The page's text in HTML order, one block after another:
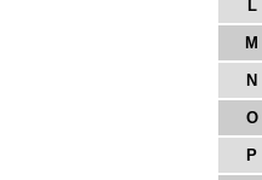
L
M
N
O
P